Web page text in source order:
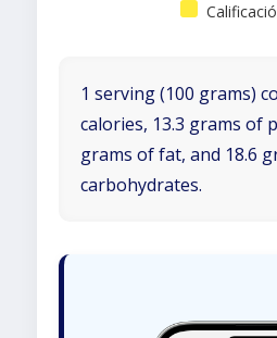
1 serving (100 grams)
calories, 13.3 grams of
grams of fat, and 18.6
carbohydrates.